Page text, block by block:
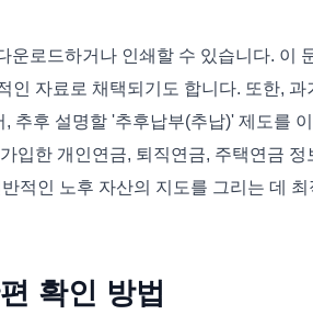
운로드하거나 인쇄할 수 있습니다. 이
인 자료로 채택되기도 합니다. 또한, 과
추후 설명할 '추후납부(추납)' 제도를
입한 개인연금, 퇴직연금, 주택연금 정
적인 노후 자산의 지도를 그리는 데 최
확인 방법